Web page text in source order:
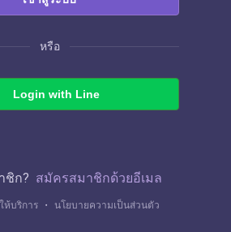
หรือ
Login with Line
ชิก? สมัครสมาชิกด้วยอีเมล
ห้บริการ ・ นโยบายความเป็นส่วนตัว